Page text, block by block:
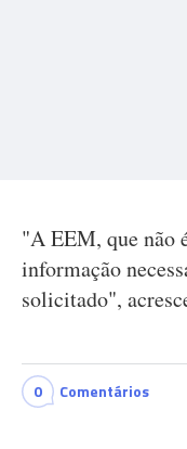
"A EEM, que não
informação
solicitado",
0 Comentários